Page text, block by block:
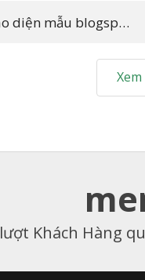
Template giao diện mẫu blogspot shop thời trang
lượt Khách Hàng